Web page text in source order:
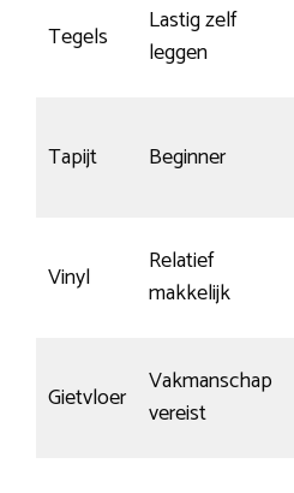
Tegels
Lastig zelf
leggen
Tapijt Beginner
Vinyl
Relatief
makkelijk
Gietvloer
Vakmanschap
vereist